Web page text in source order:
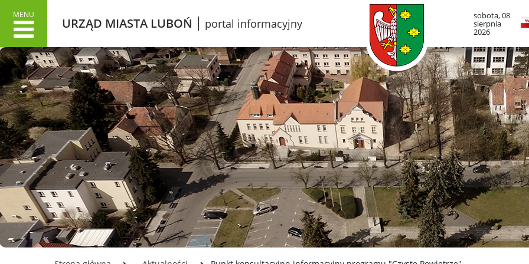
MENU
URZĄD MIASTA
Dane adresowe
Załatwianie spraw w Urzędzie
Informacje o Urzędzie Miasta
w języku łatwym do czytania
ETR
Dokumenty stategiczne
Inwestycje
Oświata
Odpady
Podatki
MIASTO LUBOŃ
Władze Miasta
O mieście
Luboński Szlak Architektury
Przemysłowej
Śladami historii Lubonia
Gry miejskie
Kultura
Komenda Straży Miejskiej
Miasta Luboń
Komisariat Policji w Luboniu
RADA MIASTA
Portal Mieszkańca.
informacje
Radni Rady Miasta
Sesja Rady Miasta
Harmonogram
radnych
Komisje Rady Miasta
Terminarz spotkań
Uchwały Rady
Młodzieżowa Rada
URZĄD MIASTA LUBOŃ portal informacyjny
sobota, 08
sierpnia
2026